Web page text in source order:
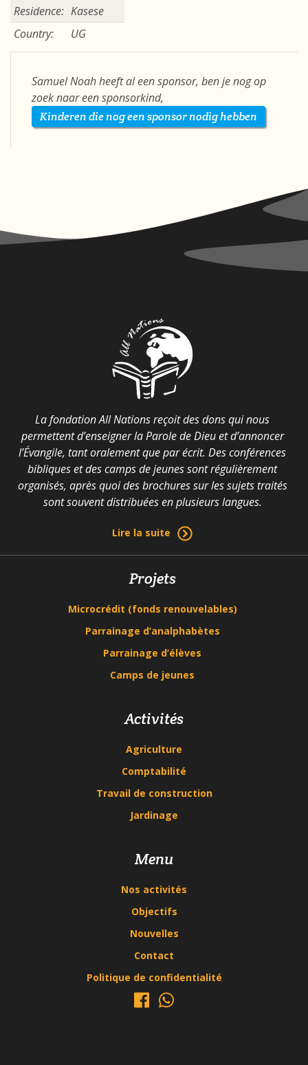
Residence: Kasese
Country:
UG
Samuel Noah heeft al een sponsor, ben je nog op
zoek naar een sponsorkind,
Kinderen die nog een sponsor nodig hebben
La fondation All Nations reçoit des dons qui nous
permettent d’enseigner la Parole de Dieu et d’annoncer
l’Évangile, tant oralement que par écrit. Des conférences
bibliques et des camps de jeunes sont régulièrement
organisés, après quoi des brochures sur les sujets traités
sont souvent distribuées en plusieurs langues.
Lire la suite
Projets
Microcrédit (fonds renouvelables)
Parrainage d’analphabètes
Parrainage d’élèves
Camps de jeunes
Activités
Agriculture
Comptabilité
Travail de construction
Jardinage
Menu
Nos activités
Objectifs
Nouvelles
Contact
Politique de confidentialité